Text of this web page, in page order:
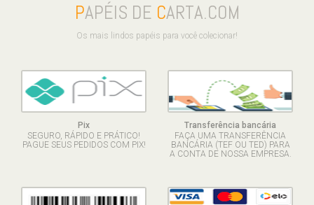
PAPÉIS DE CARTA.COM
Os mais lindos papéis para você colecionar!
Pix
SEGURO, RÁPIDO E PRÁTICO!
PAGUE SEUS PEDIDOS COM PIX!
Transferência bancária
FAÇA UMA TRANSFERÊNCIA
BANCÁRIA (TEF OU TED) PARA
A CONTA DE NOSSA EMPRESA.